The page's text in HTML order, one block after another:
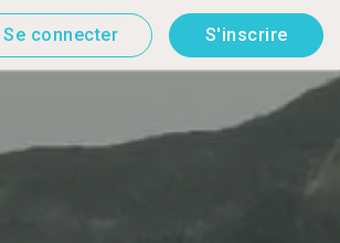
Se connecter S'inscrire